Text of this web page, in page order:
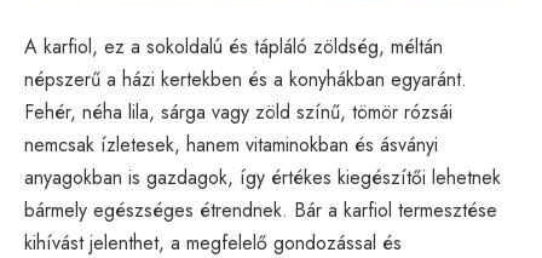
A karfiol, ez a sokoldalú és tápláló zöldség, méltán
népszerű a házi kertekben és a konyhákban egyaránt.
Fehér, néha lila, sárga vagy zöld színű, tömör rózsái
nemcsak ízletesek, hanem vitaminokban és ásványi
anyagokban is gazdagok, így értékes kiegészítői lehetnek
bármely egészséges étrendnek. Bár a karfiol termesztése
kihívást jelenthet, a megfelelő gondozással és